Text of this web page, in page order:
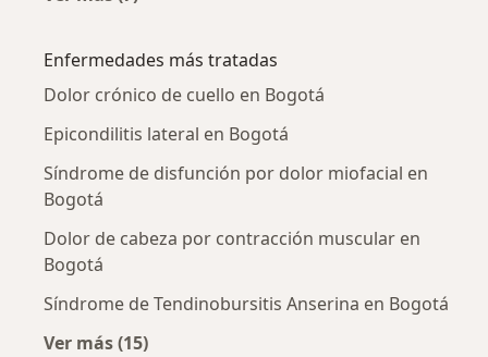
Enfermedades más tratadas
Dolor crónico de cuello en Bogotá
Epicondilitis lateral en Bogotá
Síndrome de disfunción por dolor miofacial en
Bogotá
Dolor de cabeza por contracción muscular en
Bogotá
Síndrome de Tendinobursitis Anserina en Bogotá
Ver más (15)